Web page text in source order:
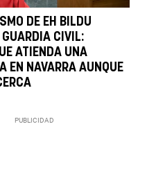
DE EH BILDU
CIVIL:
ATIENDA UNA
EN NAVARRA AUNQUE